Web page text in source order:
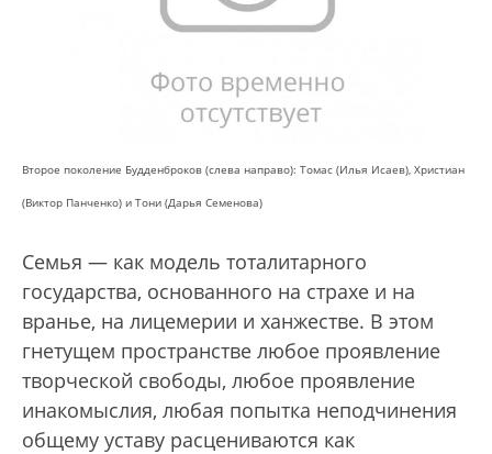
Второе поколение Будденброков (слева направо): Томас (Илья Исаев), Христиан
(Виктор Панченко) и Тони (Дарья Семенова)
Семья — как модель тоталитарного
государства, основанного на страхе и на
вранье, на лицемерии и ханжестве. В этом
гнетущем пространстве любое проявление
творческой свободы, любое проявление
инакомыслия, любая попытка неподчинения
общему уставу расцениваются как